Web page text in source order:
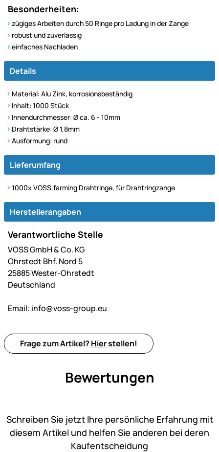
Besonderheiten:
zügiges Arbeiten durch 50 Ringe pro Ladung in der Zange
robust und zuverlässig
einfaches Nachladen
Details
Material: Alu Zink, korrosionsbeständig
Inhalt: 1000 Stück
Innendurchmesser: Ø ca. 6 - 10mm
Drahtstärke: Ø 1,8mm
Ausformung: rund
Lieferumfang
1000x VOSS.farming Drahtringe, für Drahtringzange
Herstellerangaben
Verantwortliche Stelle
VOSS GmbH & Co. KG
Ohrstedt Bhf. Nord 5
25885 Wester-Ohrstedt
Deutschland
Email: info@voss-group.eu
Frage zum Artikel? Hierstellen!
Bewertungen
Schreiben Sie jetzt Ihre persönliche Erfahrung mit
diesem Artikel und helfen Sie anderen bei deren
Kaufentscheidung